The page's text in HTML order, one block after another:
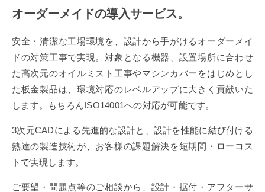
オーダーメイドの導入サービス。
安全・清潔な工場環境を、設計から手がけるオーダーメイ
ドの対策工事で実現。対象となる機器、設置場所に合わせ
た高次元のオイルミスト工事やマシンカバーをはじめとし
た板金製品は、環境対応のレベルアップに大きく貢献いた
します。もちろんISO14001への対応が可能です。
3次元CADによる先進的な設計と、設計を性能に結び付ける
熟達の製造技術が、お客様の課題解決を短期間・ローコス
トで実現します。
ご要望・問題点等のご相談から、設計・据付・アフターサ